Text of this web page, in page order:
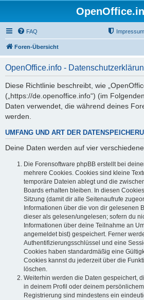
FAQ Impressum
Foren-Übersicht
OpenOffice.info -
Diese Richtlinie beschreibt, wie
(„https://de.openoffice.info“) (im
Daten verwendet, die während deines
werden.
UMFANG UND ART DER
Deine Daten werden auf vier
Die Forensoftware phpBB erstellt bei
mehrere Cookies. Cookies sind kleine
temporäre Dateien ablegt und die
Boards erhalten bleiben. In diesen
Sitzung (damit dir alle Seitenaufrufe
Informationen über die von dir gelesenen
dieser als gelesen/ungelesen; sofern du
Informationen über deine Teilnahme an
angemeldet bist) gespeichert. Ferner
Authentifizierungsschlüssel und eine
Cookies haben standardmäßig eine
Cookies kannst du jederzeit über die
löschen.
Weiterhin werden die Daten gespeichert,
in deinem Profil oder deinem
Registrierung sind mindestens ein